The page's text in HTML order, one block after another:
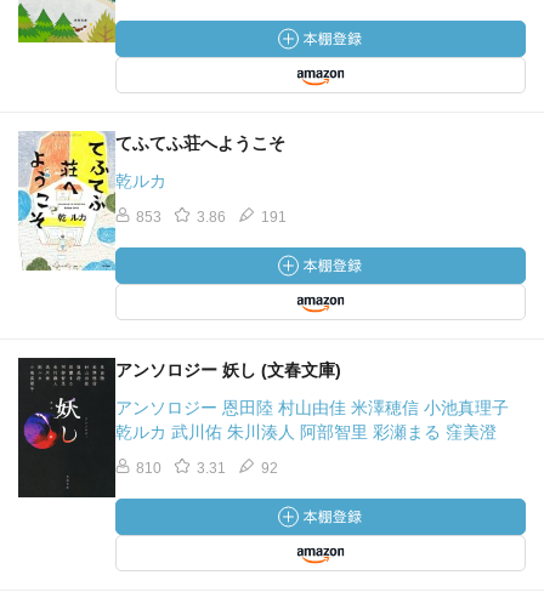
てふてふ荘へようこそ
乾ルカ
853 3.86 191
アンソロジー 妖し (文春文庫)
アンソロジー 恩田陸 村山由佳 米澤穂信 小池真理子
乾ルカ 武川佑 朱川湊人 阿部智里 彩瀬まる 窪美澄
810 3.31 92